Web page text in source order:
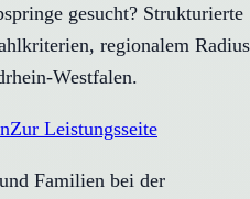
gesucht? Strukturierte
regionalem Radius
Westfalen.
Zur Leistungsseite
Familien bei der